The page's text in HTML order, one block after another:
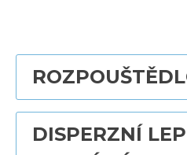
DISPERZNÍ